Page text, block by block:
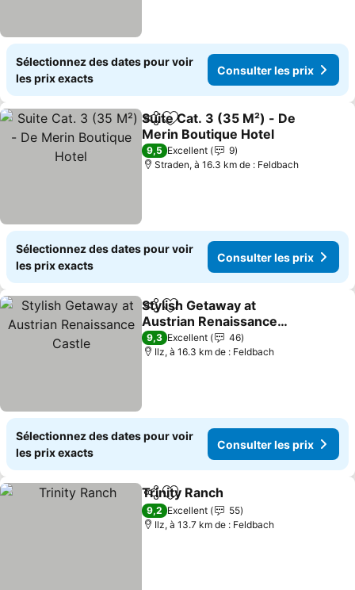
Sélectionnez des dates pour voir
les prix exacts
Consulter les prix
PartagerAjouter à mes favoris
Suite Cat. 3 (35 M²) - De
Merin Boutique Hotel
Consulter les prix
9,5 Excellent
9
Straden, à 16.3 km de : Feldbach
Sélectionnez des dates pour voir
les prix exacts
Consulter les prix
PartagerAjouter à mes favoris
Stylish Getaway at
Austrian Renaissance
Castle
Consulter les prix
9,3 Excellent
46
Ilz, à 16.3 km de : Feldbach
Sélectionnez des dates pour voir
les prix exacts
Consulter les prix
PartagerAjouter à mes favoris
Trinity Ranch
9,2 Excellent
55
Ilz, à 13.7 km de : Feldbach